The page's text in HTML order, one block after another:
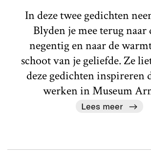
In deze twee gedichten
Blyden je mee terug naar
negentig en naar de
schoot van je geliefde. Ze
deze gedichten inspireren
werken in Museum
Lees meer